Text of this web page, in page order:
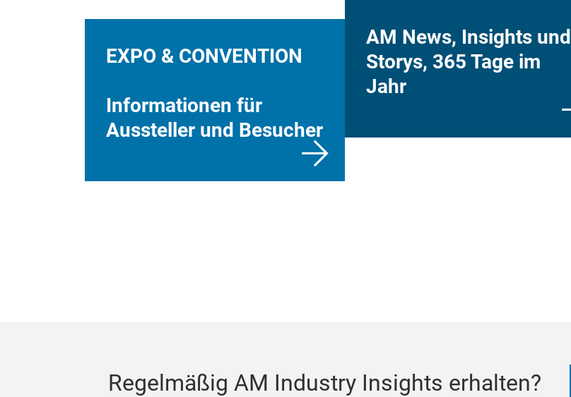
EXPO & CONVENTION
Informationen für
Aussteller und Besucher
AM News, Insights und
Storys, 365 Tage im
Jahr
Regelmäßig AM Industry Insights erhalten?